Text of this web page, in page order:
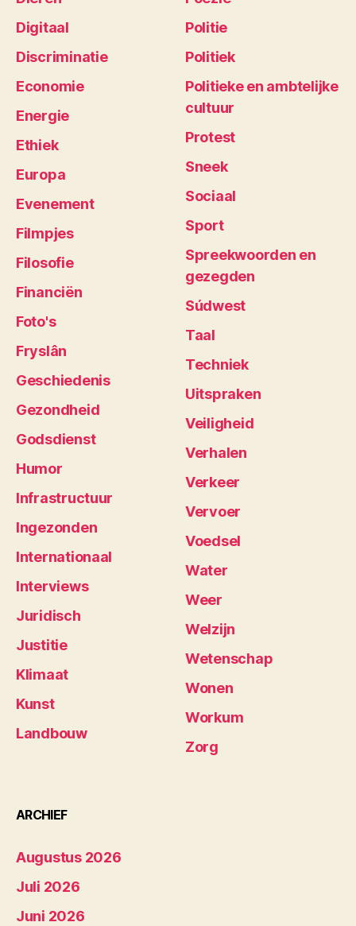
Digitaal
Discriminatie
Economie
Energie
Ethiek
Europa
Evenement
Filmpjes
Filosofie
Financiën
Foto's
Fryslân
Geschiedenis
Gezondheid
Godsdienst
Humor
Infrastructuur
Ingezonden
Internationaal
Interviews
Juridisch
Justitie
Klimaat
Kunst
Landbouw
Politie
Politiek
Politieke en ambtelijke
cultuur
Protest
Sneek
Sociaal
Sport
Spreekwoorden en
gezegden
Súdwest
Taal
Techniek
Uitspraken
Veiligheid
Verhalen
Verkeer
Vervoer
Voedsel
Water
Weer
Welzijn
Wetenschap
Wonen
Workum
Zorg
ARCHIEF
Augustus 2026
Juli 2026
Juni 2026